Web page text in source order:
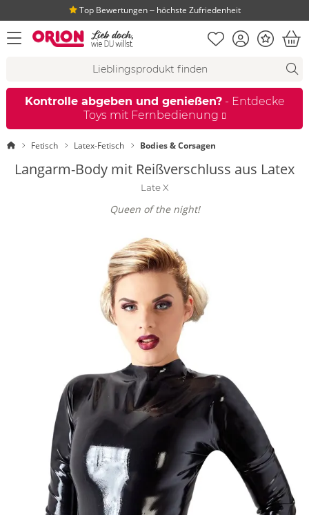
Top Bewertungen ‒ höchste Zufriedenheit
Menü öffnen Merkliste
KontoBonus
Kontrolle abgeben und genießen?- Entdecke
Toys mit Fernbedienung
Startseite
Fetisch Latex-Fetisch Bodies & Corsagen
Langarm-Body mit Reißverschluss aus Latex
Late X
Queen of the night!